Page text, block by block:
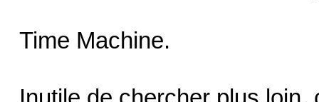
Time Machine.